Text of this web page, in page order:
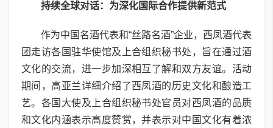
持续全球对话：为深化国际合作提供新范式
作为中国名酒代表和“丝路名酒”企业，西凤酒代表
团走访各国驻华使馆及上合组织秘书处，旨在通过酒
文化的交流，进一步加深相互了解和双方友谊。活动
期间，高亚兰详细介绍了西凤酒的历史文化和酿造工
艺。各国大使及上合组织秘书处官员对西凤酒的品质
和文化内涵表示高度赞赏，并表示对中国文化有着浓